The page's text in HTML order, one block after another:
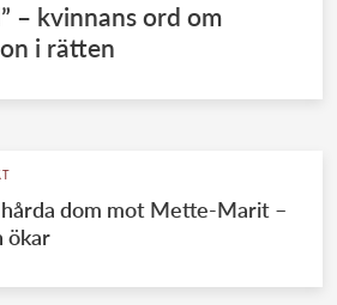
– kvinnans ord om
i rätten
dom mot Mette-Marit –
ökar